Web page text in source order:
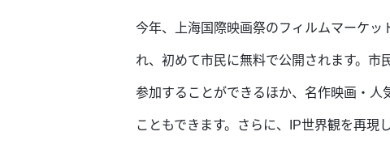
今年、上海国際映画祭のフィルムマーケ
れ、初めて市民に無料で公開されます。
参加することができるほか、名作映画・
こともできます。さらに、IP世界観を再現